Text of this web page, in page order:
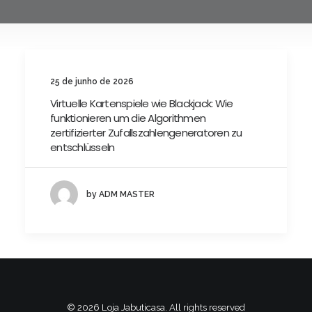
25 de junho de 2026
Virtuelle Kartenspiele wie Blackjack: Wie
funktionieren um die Algorithmen
zertifizierter Zufallszahlengeneratoren zu
entschlüsseln
by ADM MASTER
© 2026 Loja Jabuticasa. All rights reserved